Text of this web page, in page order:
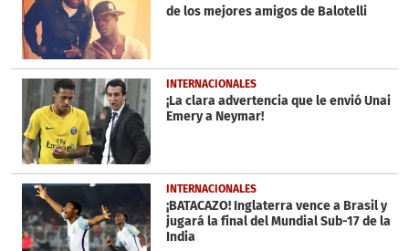
49
seconds
de los mejores amigos de Balotelli
INTERNACIONALES
¡La clara advertencia que le envió Unai
Emery a Neymar!
INTERNACIONALES
¡BATACAZO! Inglaterra vence a Brasil y
jugará la final del Mundial Sub-17 de la
India